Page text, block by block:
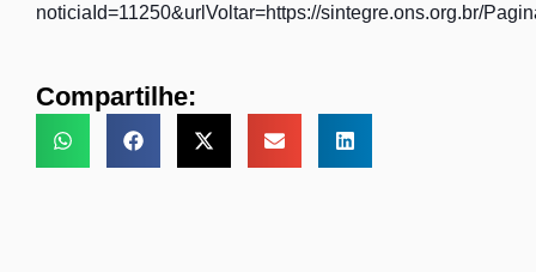
noticiaId=11250&urlVoltar=https://sintegre.ons.org.br/
Compartilhe: